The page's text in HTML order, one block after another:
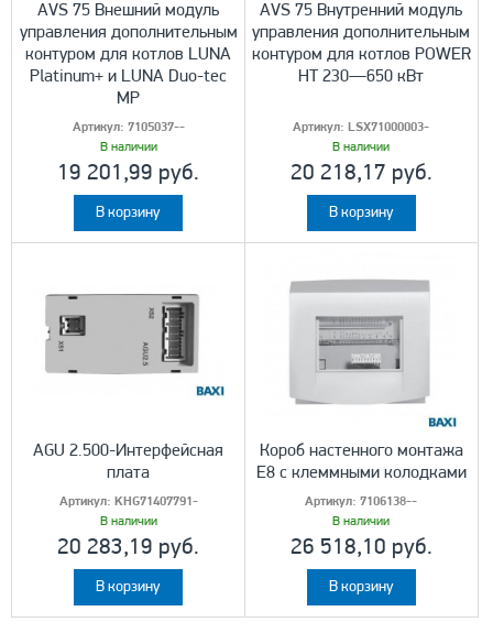
AVS 75 Внешний модуль
управления дополнительным
контуром для котлов LUNA
Platinum+ и LUNA Duo-tec
MP
Артикул: 7105037--
В наличии
19 201,99 руб.
В корзину
AVS 75 Внутренний модуль
управления дополнительным
контуром для котлов POWER
HT 230—650 кВт
Артикул:LSX71000003-
В наличии
20 218,17 руб.
В корзину
AGU 2.500-Интерфейсная
плата
Артикул: KHG71407791-
В наличии
20 283,19 руб.
В корзину
Короб настенного монтажа
E8 с клеммными колодками
Артикул:7106138--
В наличии
26 518,10 руб.
В корзину